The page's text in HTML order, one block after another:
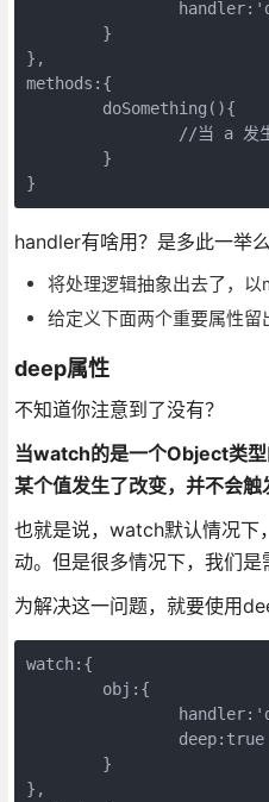
},
methods:{
handler有啥用？是多此一举
将处理逻辑抽象出去了，
给定义下面两个重要属性留
deep属性
不知道你注意到了没有？
当watch的是一个Object类
某个值发生了改变，并不会触
也就是说，watch默认情况下
动。但是很多情况下，我们是
为解决这一问题，就要使用
watch:{
},